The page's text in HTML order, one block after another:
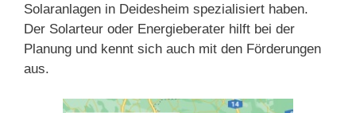
Solaranlagen in Deidesheim spezialisiert haben.
Der Solarteur oder Energieberater hilft bei der
Planung und kennt sich auch mit den Förderungen
aus.